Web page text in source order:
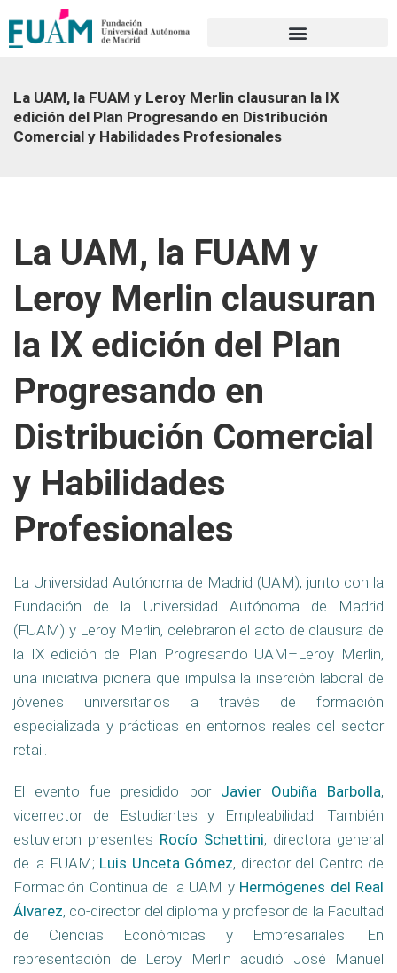
La UAM, la FUAM y Leroy Merlin clausuran la IX
edición del Plan Progresando en Distribución
Comercial y Habilidades Profesionales
La UAM, la FUAM y
Leroy Merlin clausuran
la IX edición del Plan
Progresando en
Distribución Comercial
y Habilidades
Profesionales
La Universidad Autónoma de Madrid (UAM), junto con la
Fundación de la Universidad Autónoma de Madrid
(FUAM) y Leroy Merlin, celebraron el acto de clausura de
la IX edición del Plan Progresando UAM–Leroy Merlin,
una iniciativa pionera que impulsa la inserción laboral de
jóvenes universitarios a través de formación
especializada y prácticas en entornos reales del sector
retail.
El evento fue presidido por Javier Oubiña Barbolla,
vicerrector de Estudiantes y Empleabilidad. También
estuvieron presentes Rocío Schettini, directora general
de la FUAM; Luis Unceta Gómez, director del Centro de
Formación Continua de la UAM y Hermógenes del Real
Álvarez, co-director del diploma y profesor de la Facultad
de Ciencias Económicas y Empresariales. En
representación de Leroy Merlin acudió José Manuel